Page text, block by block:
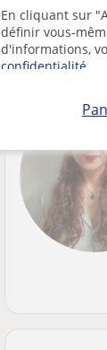
En cliquant sur
définir vous-
d'informations,
confidentialité.